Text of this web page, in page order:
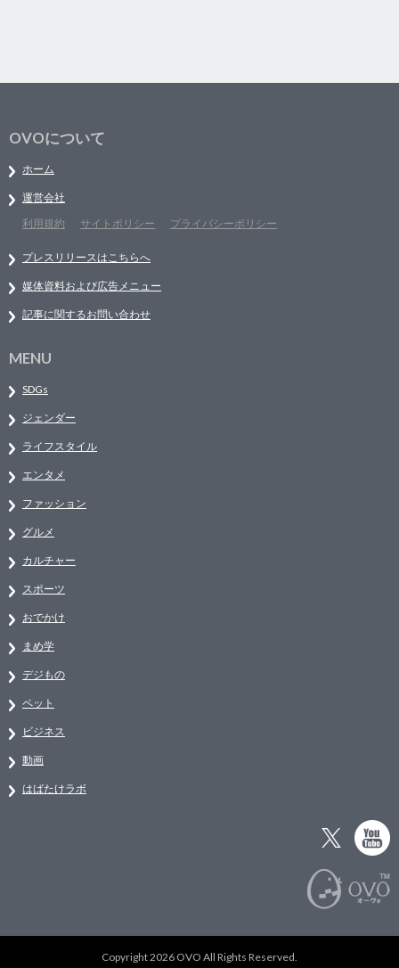
OVOについて
ホーム
運営会社
利用規約
サイトポリシー プライバシーポリシー
プレスリリースはこちらへ
媒体資料および広告メニュー
記事に関するお問い合わせ
MENU
SDGs
ジェンダー
ライフスタイル
エンタメ
ファッション
グルメ
カルチャー
スポーツ
おでかけ
まめ学
デジもの
ペット
ビジネス
動画
はばたけラボ
Copyright 2026 OVO All Rights Reserved.